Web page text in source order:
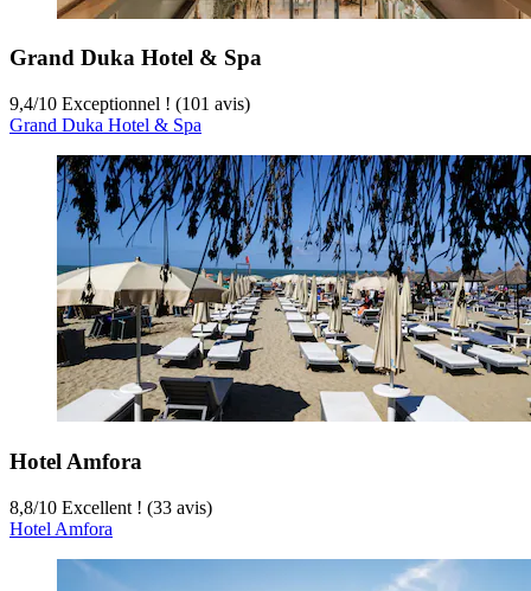
Grand Duka Hotel & Spa
9,4/10 Exceptionnel ! (101 avis)
Grand Duka Hotel & Spa
Hotel Amfora
8,8/10 Excellent ! (33 avis)
Hotel Amfora